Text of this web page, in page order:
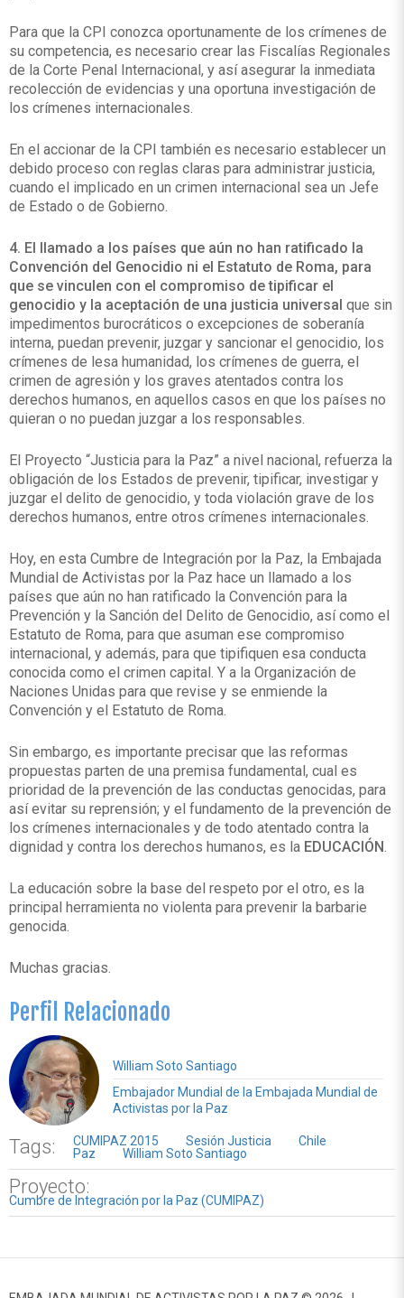
Para que la CPI conozca oportunamente de los crímenes de
su competencia, es necesario crear las Fiscalías Regionales
de la Corte Penal Internacional, y así asegurar la inmediata
recolección de evidencias y una oportuna investigación de
los crímenes internacionales.
En el accionar de la CPI también es necesario establecer un
debido proceso con reglas claras para administrar justicia,
cuando el implicado en un crimen internacional sea un Jefe
de Estado o de Gobierno.
4. El llamado a los países que aún no han ratificado la
Convención del Genocidio ni el Estatuto de Roma, para
que se vinculen con el compromiso de tipificar el
genocidio y la aceptación de una justicia universal que sin
impedimentos burocráticos o excepciones de soberanía
interna, puedan prevenir, juzgar y sancionar el genocidio, los
crímenes de lesa humanidad, los crímenes de guerra, el
crimen de agresión y los graves atentados contra los
derechos humanos, en aquellos casos en que los países no
quieran o no puedan juzgar a los responsables.
El Proyecto “Justicia para la Paz” a nivel nacional, refuerza la
obligación de los Estados de prevenir, tipificar, investigar y
juzgar el delito de genocidio, y toda violación grave de los
derechos humanos, entre otros crímenes internacionales.
Hoy, en esta Cumbre de Integración por la Paz, la Embajada
Mundial de Activistas por la Paz hace un llamado a los
países que aún no han ratificado la Convención para la
Prevención y la Sanción del Delito de Genocidio, así como el
Estatuto de Roma, para que asuman ese compromiso
internacional, y además, para que tipifiquen esa conducta
conocida como el crimen capital. Y a la Organización de
Naciones Unidas para que revise y se enmiende la
Convención y el Estatuto de Roma.
Sin embargo, es importante precisar que las reformas
propuestas parten de una premisa fundamental, cual es
prioridad de la prevención de las conductas genocidas, para
así evitar su reprensión; y el fundamento de la prevención de
los crímenes internacionales y de todo atentado contra la
dignidad y contra los derechos humanos, es la EDUCACIÓN
La educación sobre la base del respeto por el otro, es la
principal herramienta no violenta para prevenir la barbarie
genocida.
Muchas gracias.
Perfil Relacionado
William Soto Santiago
Embajador Mundial de la Embajada Mundial de
Activistas por la Paz
Tags: CUMIPAZ 2015 Sesión Justicia
Chile
Paz
William Soto Santiago
Proyecto:
Cumbre de Integración por la Paz (CUMIPAZ)